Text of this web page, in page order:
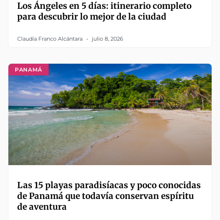
Los Ángeles en 5 días: itinerario completo
para descubrir lo mejor de la ciudad
Claudia Franco Alcántara julio 8, 2026
PANAMÁ
Las 15 playas paradisíacas y poco conocidas
de Panamá que todavía conservan espíritu
de aventura